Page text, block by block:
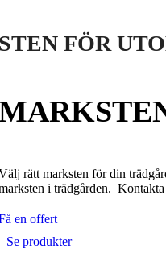
FÖR
rätt marksten för din
i trädgården.
en offert
Se produkter